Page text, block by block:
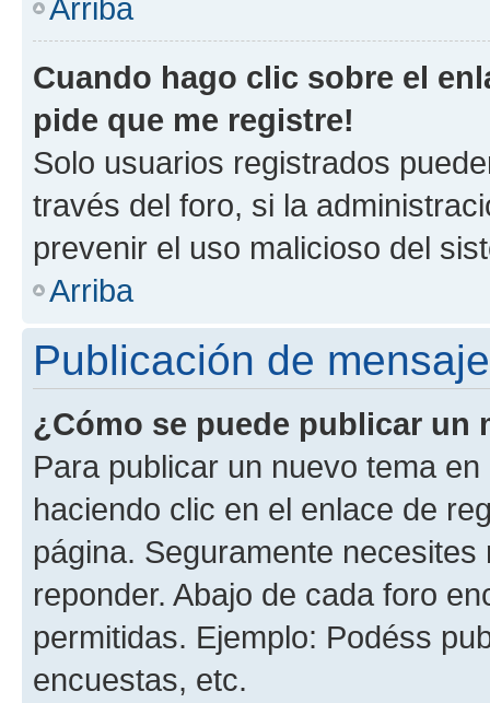
Arriba
Cuando hago clic sobre el
pide que me registre!
Solo usuarios registrados
través del foro, si la
prevenir el uso malicioso del
Arriba
Publicación de
¿Cómo se puede publicar un
Para publicar un nuevo tema
haciendo clic en el enlace de
página. Seguramente
reponder. Abajo de cada foro
permitidas. Ejemplo: Podéss
encuestas, etc.